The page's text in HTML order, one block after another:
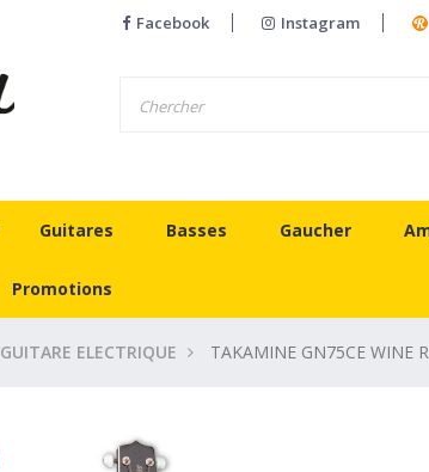
Facebook Instagram
Guitares Basses Gaucher
Promotions
GUITARE ELECTRIQUE TAKAMINE GN75CE WINE